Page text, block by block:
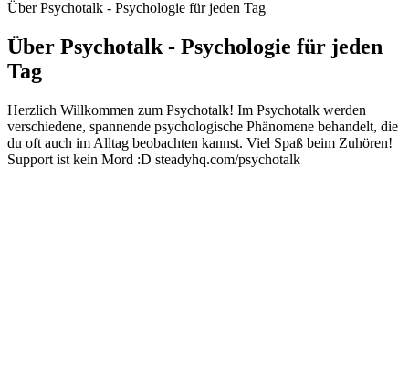
Über Psychotalk - Psychologie für jeden Tag
Über Psychotalk - Psychologie für jeden
Tag
Herzlich Willkommen zum Psychotalk! Im Psychotalk werden
verschiedene, spannende psychologische Phänomene behandelt, die
du oft auch im Alltag beobachten kannst. Viel Spaß beim Zuhören!
Support ist kein Mord :D steadyhq.com/psychotalk